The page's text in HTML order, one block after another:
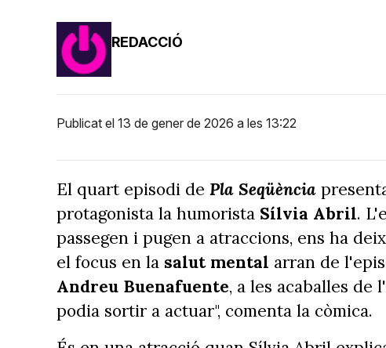
REDACCIÓ
Publicat el 13 de gener de 2026 a les 13:22
El quart episodi de Pla Seqüència
protagonista la humorista Sílvia Abril.
passegen i pugen a atraccions, ens ha
el focus en la salut mental arran de
Andreu Buenafuente, a les acaballes de
podia sortir a actuar", comenta la còmica.